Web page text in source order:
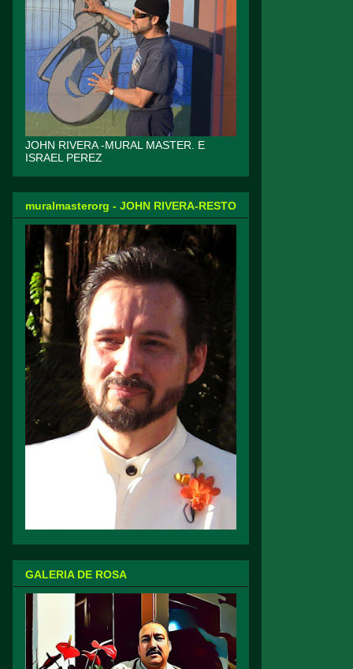
JOHN RIVERA -MURAL MASTER. E
ISRAEL PEREZ
muralmasterorg - JOHN RIVERA-RESTO
GALERIA DE ROSA